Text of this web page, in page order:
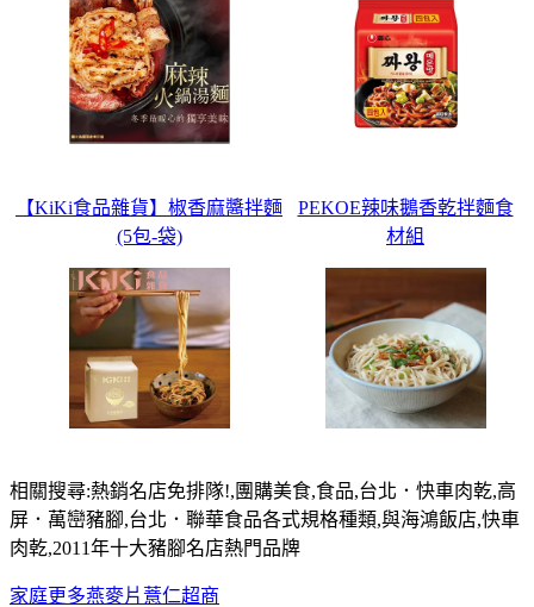
【KiKi食品雜貨】椒香麻醬拌麵
(5包-袋)
PEKOE辣味鵝香乾拌麵食
材組
相關搜尋:熱銷名店免排隊!,團購美食,食品,台北．快車肉乾,高
屏．萬巒豬腳,台北．聯華食品各式規格種類,與海鴻飯店,快車
肉乾,2011年十大豬腳名店熱門品牌
家庭更多燕麥片薏仁超商